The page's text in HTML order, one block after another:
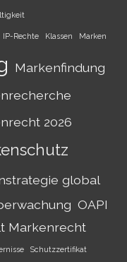
IP-Rechte Klassen Marken
Markenfindung
2026
global
OAPI
Markenrecht
Schutzzertifikat